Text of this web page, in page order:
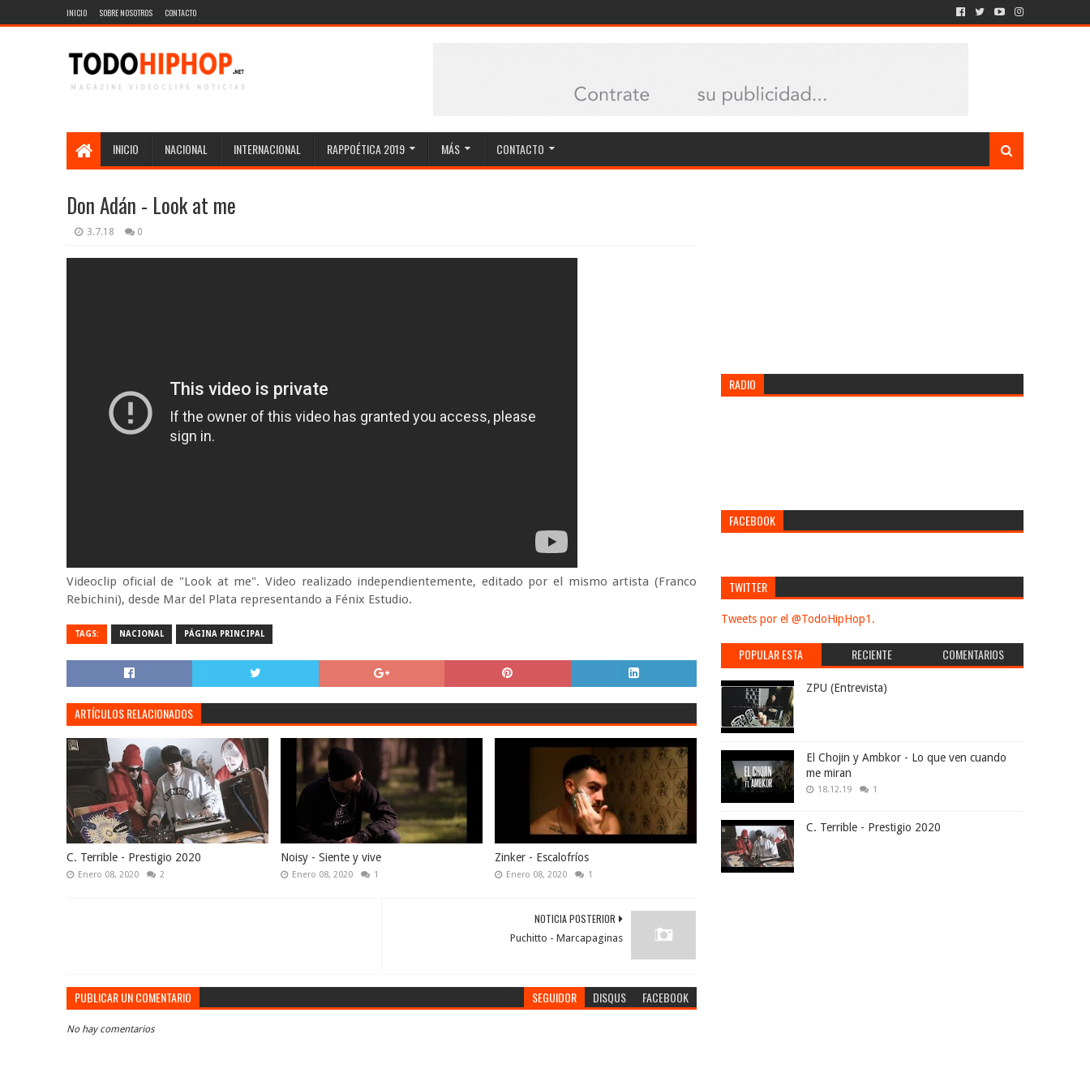
INICIO SOBRE NOSOTROS CONTACTO
INICIO NACIONAL INTERNACIONAL RAPPOÉTICA 2019 MÁS CONTACTO
Don Adán - Look at me
3.7.18 0
Videoclip oficial de "Look at me". Video realizado independientemente, editado por el mismo artista (Franco
Rebichini), desde Mar del Plata representando a Fénix Estudio.
TAGS: NACIONAL PÁGINA PRINCIPAL
ARTÍCULOS RELACIONADOS
C. Terrible - Prestigio 2020
Enero 08, 2020 2
Noisy - Siente y vive
Enero 08, 2020 1
Zinker - Escalofríos
Enero 08, 2020 1
NOTICIA POSTERIOR
Puchitto - Marcapaginas
PUBLICAR UN COMENTARIO SEGUIDOR DISQUS FACEBOOK
No hay comentarios
RADIO
FACEBOOK
TWITTER
Tweets por el @TodoHipHop1.
POPULAR ESTA
SEMANA
RECIENTE COMENTARIOS
ZPU (Entrevista)
El Chojin y Ambkor - Lo que ven cuando
me miran
18.12.19 1
C. Terrible - Prestigio 2020